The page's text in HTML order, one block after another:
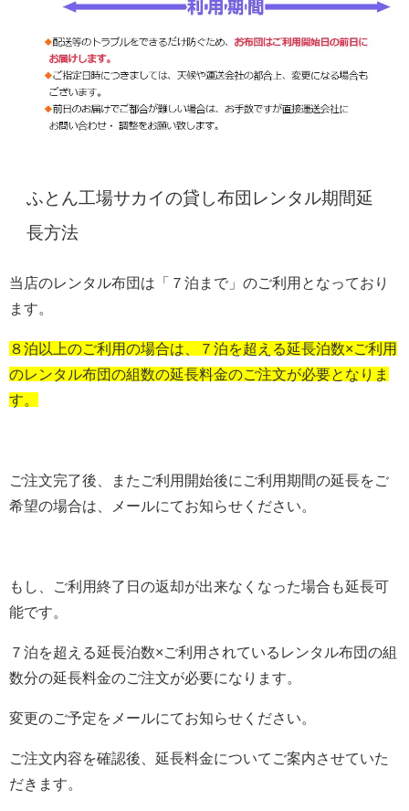
ふとん工場サカイの貸し布団レンタル期間延
長方法
当店のレンタル布団は「７泊まで」のご利用となっており
ます。
８泊以上のご利用の場合は、７泊を超える延長泊数×ご利用
のレンタル布団の組数の延長料金のご注文が必要となりま
す。
ご注文完了後、またご利用開始後にご利用期間の延長をご
希望の場合は、メールにてお知らせください。
もし、ご利用終了日の返却が出来なくなった場合も延長可
能です。
７泊を超える延長泊数×ご利用されているレンタル布団の組
数分の延長料金のご注文が必要になります。
変更のご予定をメールにてお知らせください。
ご注文内容を確認後、延長料金についてご案内させていた
だきます。